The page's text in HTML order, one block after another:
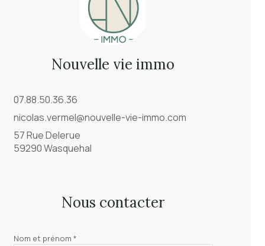
nouvelle vie immo
07.88.50.36.36
nicolas.vermel@nouvelle-vie-immo.com
57 Rue Delerue
59290 Wasquehal
nous contacter
Nom et prénom *